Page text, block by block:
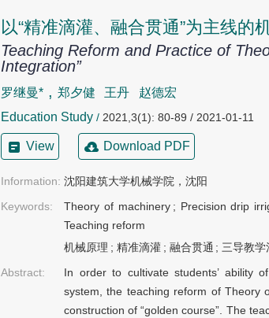
以“精准滴灌、融合贯通”为主线的
Teaching Reform and Practice of
Integration”
罗继曼* , 郑夕健 王丹
赵德宏
Education Study / 2021,3(1): 80-89 / 2021-01-11
View Download PDF
Information: 沈阳建筑大学机械学院，沈阳
Keywords:
Theory of machinery ; Precision drip
Teaching reform
机械原理 ; 精准滴灌 ; 融合贯通 ;三导教学
Abstract:
In order to cultivate students’ ability
system, the teaching reform of Theory
construction of “golden course”. The